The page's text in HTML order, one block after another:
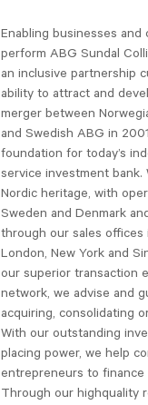
Enabling businesses and
perform ABG Sundal
an inclusive partnership
ability to attract and
merger between
and Swedish ABG in
foundation for today’s
service investment bank.
Nordic heritage, with
Sweden and Denmark
through our sales offices
London, New York and
our superior transaction
network, we advise and
acquiring, consolidating
With our outstanding
placing power, we help
entrepreneurs to finance
Through our highquality